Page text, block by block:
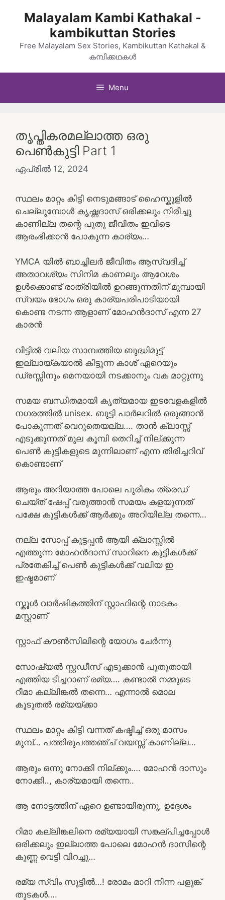
Malayalam Kambi Kathakal -
kambikuttan Stories
Free Malayalam Sex Stories, Kambikuttan Kathakal &
കമ്പിക്കഥകൾ
Menu
തൃപ്തികരമല്ലാത്ത ഒരു
പെൺകുട്ടി Part 1
ഏപ്രിൽ 12, 2024
സ്ഥലം മാറ്റം കിട്ടി നെടുമങ്ങാട് ഹൈസ്കൂളിൽ
ചെല്ലുമ്പോൾ കൃഷ്ണദാസ് ഒരിക്കലും നിരീച്ചു
കാണില്ല തന്റെ പുതു ജീവിതം ഇവിടെ
ആരംഭിക്കാൻ പോകുന്ന കാര്യം…
YMCA യിൽ ബാച്ചിലർ ജീവിതം ആസ്വദിച്ച്
അതാവശ്യം സിനിമ കാണലും ആവേശം
ഉൾക്കൊണ്ട് രാത്രിയിൽ ഉറങ്ങുന്നതിന് മുമ്പായി
സ്വയം ഭോഗം ഒരു കാര്യപരിപാടിയായി
കൊണ്ട നടന്ന ആളാണ് മോഹൻദാസ് എന്ന 27
കാരൻ
വീട്ടിൽ വലിയ സാമ്പത്തിയ ബുദ്ധിമുട്ട്
ഇല്ലായ്കയാൽ കിട്ടുന്ന കാശ് ഏറെയും
ഡ്രസ്സിനും മെനയായി നടക്കാനും വക മാറ്റുന്നു
സമയ ബന്ധിതമായി കൃത്യമായ ഇടവേളകളിൽ
നഗരത്തിൽ unisex. ബുട്ടി പാർലറിൽ ഒരുങ്ങാൻ
പോകുന്നത് വെറുതെയല്ല…. താൻ ക്ലാസ്സ്
എടുക്കുന്നത് മുല കൂമ്പി തെറിച്ച് നില്ക്കുന്ന
പെൺ കുട്ടികളുടെ മുന്നിലാണ് എന്ന തിരിച്ചറിവ്
കൊണ്ടാണ്
ആരും അറിയാത്ത പോലെ പുരികം ത്രെഡ്
ചെയ്ത് ഷേപ്പ് വരുത്താൻ സമയം കളയുന്നത്
പക്ഷേ കുട്ടികൾക്ക് ആർക്കും അറിയില്ല തന്നെ…
നല്ല സോപ്പ് കുട്ടപ്പൻ ആയി ക്ലാസ്സിൽ
എത്തുന്ന മോഹൻദാസ് സാറിനെ കുട്ടികൾക്ക്
പ്രതേകിച്ച് പെൺ കുട്ടികൾക്ക് വലിയ ഇ
ഇഷ്ടമാണ്
സ്കൂൾ വാർഷികത്തിന് സ്റ്റാഫിന്റെ നാടകം
മസ്റ്റാണ്
സ്റ്റാഫ് കൗൺസിലിന്റെ യോഗം ചേർന്നു
സോഷ്യൽ സ്റ്റഡീസ് എടുക്കാൻ പുതുതായി
എത്തിയ ടീച്ചറാണ് രമ്യ…. കണ്ടാൽ നമ്മുടെ
റീമാ കല്ലിങ്കൽ തന്നെ… എന്നാൽ മൊല
കൂടുതൽ രമ്യയ്ക്കാ
സ്ഥലം മാറ്റം കിട്ടി വന്നത് കഷ്ടിച്ച് ഒരു മാസം
മുമ്പ്… പത്തിരുപത്തഞ്ച് വയസ്സ് കാണില്ല…
ആരും ഒന്നു നോക്കി നില്ക്കും…. മോഹൻ ദാസും
നോക്കി.., കാര്യമായി തന്നെ..
ആ നോട്ടത്തിന് ഏറെ ഉണ്ടായിരുന്നു, ഉദ്ദേശം
റിമാ കല്ലിങ്കലിനെ രമ്യയായി സങ്കല്പിച്ചപ്പോൾ
ഒരിക്കലും ഇല്ലാത്ത പോലെ മോഹൻ ദാസിന്റെ
കുണ്ണ വെട്ടി വിറച്ചു…
രമ്യ സ്വിം സൂട്ടിൽ…! രോമം മാറി നിന്ന പളുങ്ക്
തുടകൾ….